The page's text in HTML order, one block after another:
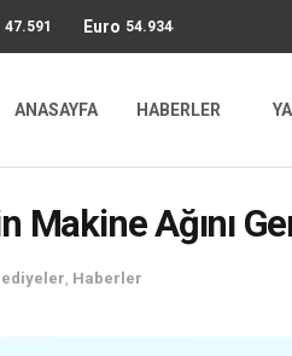
47.5911 Euro 54.9344
ANASAYFA HABERLER
Makine Ağını
, Haberler